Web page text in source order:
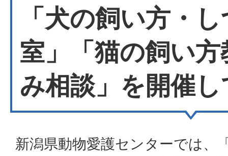
「犬の飼い方・
室」「猫の飼い
み相談」を開催
新潟県動物愛護センターでは、